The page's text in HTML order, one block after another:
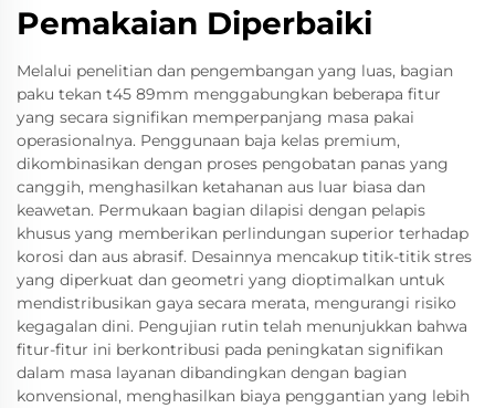
Pemakaian Diperbaiki
Melalui penelitian dan pengembangan yang luas, bagian
paku tekan t45 89mm menggabungkan beberapa fitur
yang secara signifikan memperpanjang masa pakai
operasionalnya. Penggunaan baja kelas premium,
dikombinasikan dengan proses pengobatan panas yang
canggih, menghasilkan ketahanan aus luar biasa dan
keawetan. Permukaan bagian dilapisi dengan pelapis
khusus yang memberikan perlindungan superior terhadap
korosi dan aus abrasif. Desainnya mencakup titik-titik stres
yang diperkuat dan geometri yang dioptimalkan untuk
mendistribusikan gaya secara merata, mengurangi risiko
kegagalan dini. Pengujian rutin telah menunjukkan bahwa
fitur-fitur ini berkontribusi pada peningkatan signifikan
dalam masa layanan dibandingkan dengan bagian
konvensional, menghasilkan biaya penggantian yang lebih